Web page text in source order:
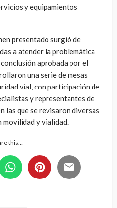
y equipamientos
presentado surgió de
a atender la problemática
aprobada por el
una serie de mesas
vial, con participación de
y representantes de
las que se revisaron diversas
movilidad y vialidad.
this…